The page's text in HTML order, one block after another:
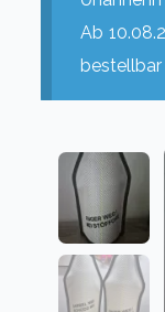
Ab
bestellbar